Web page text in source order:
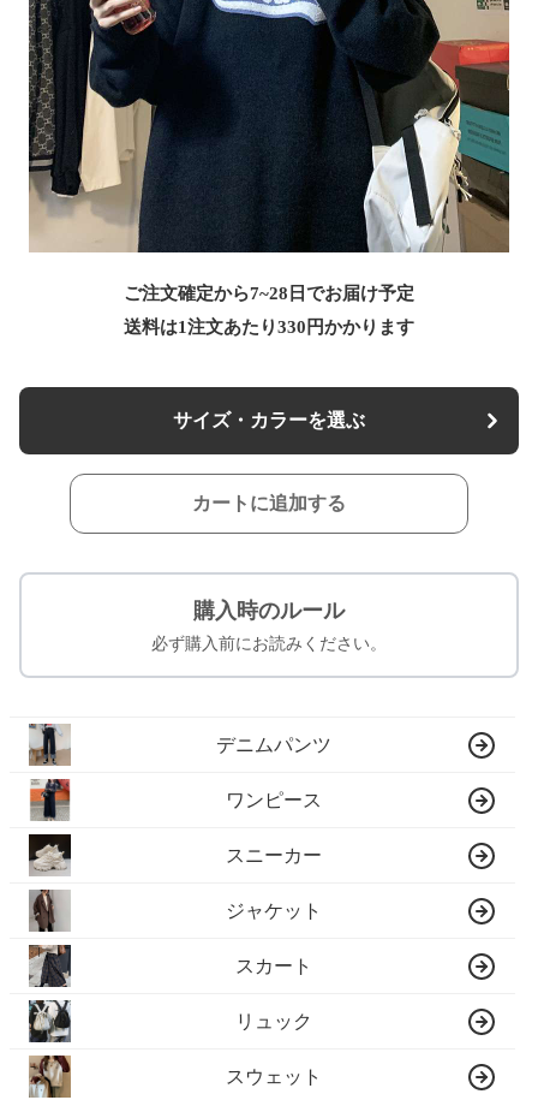
ご注文確定から7~28日でお届け予定
送料は1注文あたり330 円かかります
サイズ・カラーを選ぶ
カートに追加する
購入時のルール
必ず購入前にお読みください。
デニムパンツ
ワンピース
スニーカー
ジャケット
スカート
リュック
スウェット